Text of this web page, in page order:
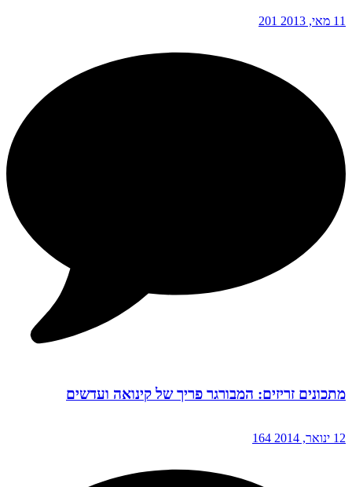
11 מאי, 2013 201
מתכונים זריזים: המבורגר פריך של קינואה ועדשים
12 ינואר, 2014 164